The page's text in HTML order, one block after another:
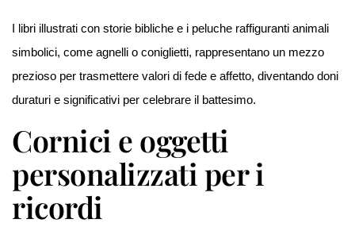
I libri illustrati con storie bibliche e i peluche raffiguranti animali
simbolici, come agnelli o coniglietti, rappresentano un mezzo
prezioso per trasmettere valori di fede e affetto, diventando doni
duraturi e significativi per celebrare il battesimo.
Cornici e oggetti
personalizzati per i
ricordi